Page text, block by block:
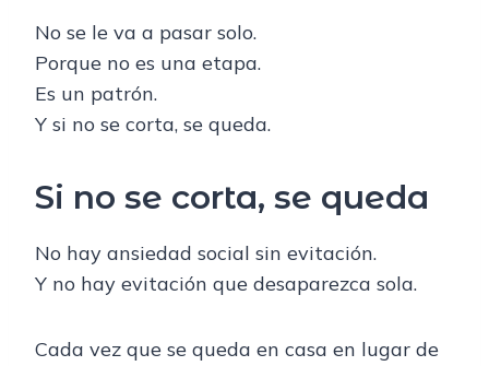
No se le va a pasar solo.
Porque no es una etapa.
Es un patrón.
Y si no se corta, se queda.
Si no se corta, se queda
No hay ansiedad social sin evitación.
Y no hay evitación que desaparezca sola.
Cada vez que se queda en casa en lugar de